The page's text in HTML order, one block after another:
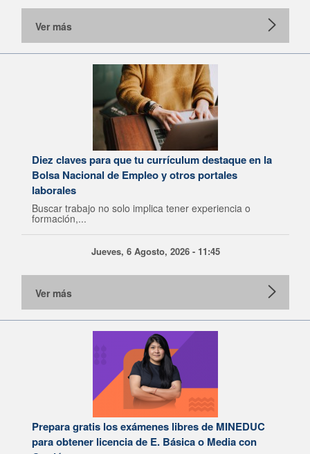
Ver más
Diez claves para que tu currículum destaque en la
Bolsa Nacional de Empleo y otros portales
laborales
Buscar trabajo no solo implica tener experiencia o
formación,...
Jueves, 6 Agosto, 2026 - 11:45
Ver más
Prepara gratis los exámenes libres de MINEDUC
para obtener licencia de E. Básica o Media con